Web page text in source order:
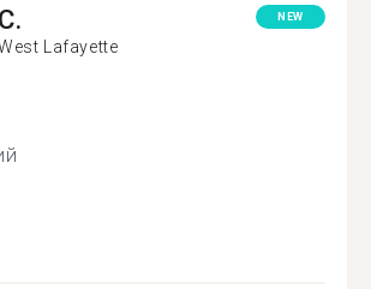
C.
Lafayette
NEW